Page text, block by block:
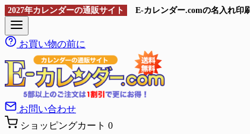
2027年カレンダーの通販サイト E-カレンダー.comの名入れ印
お買い物の前に
お問い合わせ
ショッピングカート 0